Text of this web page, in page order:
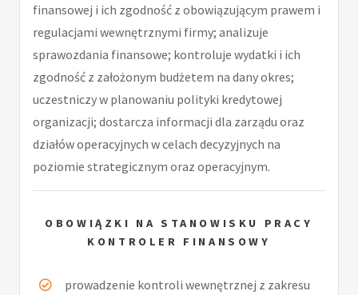
finansowej i ich zgodność z obowiązującym prawem i
regulacjami wewnętrznymi firmy; analizuje
sprawozdania finansowe; kontroluje wydatki i ich
zgodność z założonym budżetem na dany okres;
uczestniczy w planowaniu polityki kredytowej
organizacji; dostarcza informacji dla zarządu oraz
działów operacyjnych w celach decyzyjnych na
poziomie strategicznym oraz operacyjnym.
OBOWIĄZKI NA STANOWISKU PRACY
KONTROLER FINANSOWY
prowadzenie kontroli wewnętrznej z zakresu